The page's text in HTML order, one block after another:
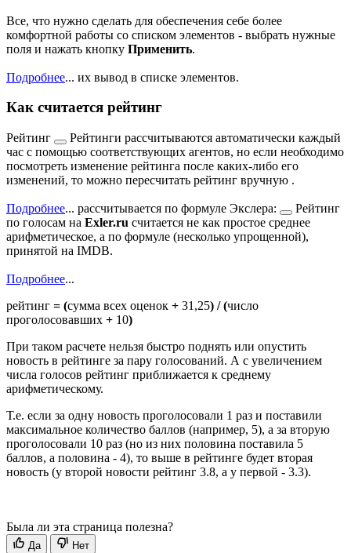
Все, что нужно сделать для обеспечения себе более
комфортной работы со списком элементов - выбрать нужные
поля и нажать кнопку Применить.
Подробнее... их вывод в списке элементов.
Как считается рейтинг
Рейтинг
Рейтинги рассчитываются автоматически каждый
час с помощью соответствующих агентов, но если необходимо
посмотреть изменение рейтинга после каких-либо его
изменений, то можно пересчитать рейтинг вручную .
Подробнее... рассчитывается по формуле Экслера:
Рейтинг
по голосам на Exler.ru считается не как простое среднее
арифметическое, а по формуле (несколько упрощенной),
принятой на IMDB.
Подробнее...
рейтинг = (сумма всех оценок + 31,25) / (число
проголосовавших + 10)
При таком расчете нельзя быстро поднять или опустить
новость в рейтинге за пару голосований. А с увеличением
числа голосов рейтинг приближается к среднему
арифметическому.
Т.е. если за одну новость проголосовали 1 раз и поставили
максимальное количество баллов (например, 5), а за вторую
проголосовали 10 раз (но из них половина поставила 5
баллов, а половина - 4), то выше в рейтинге будет вторая
новость (у второй новости рейтинг 3.8, а у первой - 3.3).
Была ли эта страница полезна?
Да Нет